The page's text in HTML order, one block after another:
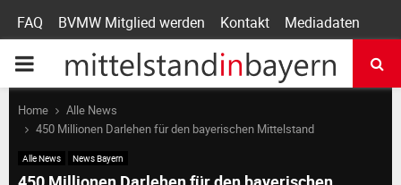
FAQ BVMW Mitglied werden Kontakt Mediadaten
P
R
Home
Alle News
450 Millionen Darlehen für den bayerischen Mittelstand
Alle News News Bayern